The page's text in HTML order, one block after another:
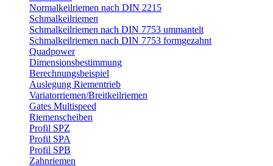
Normalkeilriemen nach DIN 2215
Schmalkeilriemen
Schmalkeilriemen nach DIN 7753 ummantelt
Schmalkeilriemen nach DIN 7753 formgezahnt
Quadpower
Dimensionsbestimmung
Berechnungsbeispiel
Auslegung Riementrieb
Variatorriemen/Breitkeilriemen
Gates Multispeed
Riemenscheiben
Profil SPZ
Profil SPA
Profil SPB
Zahnriemen